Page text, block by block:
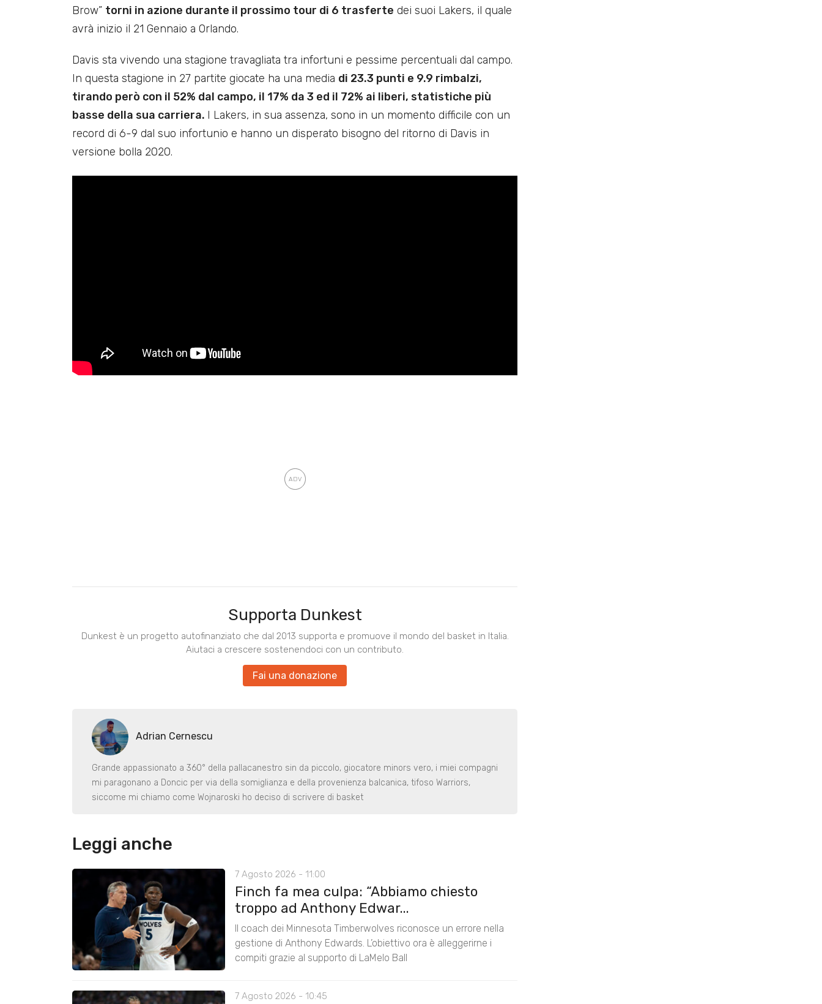
Brow” torni in azione durante il prossimo tour di 6 trasferte dei suoi Lakers, il quale
avrà inizio il 21 Gennaio a Orlando.
Davis sta vivendo una stagione travagliata tra infortuni e pessime percentuali dal campo.
In questa stagione in 27 partite giocate ha una media di 23.3 punti e 9.9 rimbalzi,
tirando però con il 52% dal campo, il 17% da 3 ed il 72% ai liberi, statistiche più
basse della sua carriera. I Lakers, in sua assenza, sono in un momento difficile con un
record di 6-9 dal suo infortunio e hanno un disperato bisogno del ritorno di Davis in
versione bolla 2020.
Supporta Dunkest
Dunkest è un progetto autofinanziato che dal 2013 supporta e promuove il mondo del basket in Italia.
Aiutaci a crescere sostenendoci con un contributo.
Fai una donazione
Adrian Cernescu
Grande appassionato a 360° della pallacanestro sin da piccolo, giocatore minors vero, i miei compagni
mi paragonano a Doncic per via della somiglianza e della provenienza balcanica, tifoso Warriors,
siccome mi chiamo come Wojnaroski ho deciso di scrivere di basket
Leggi anche
7 Agosto 2026 - 11:00
Finch fa mea culpa: “Abbiamo chiesto
troppo ad Anthony Edwar...
Il coach dei Minnesota Timberwolves riconosce un errore nella
gestione di Anthony Edwards. L’obiettivo ora è alleggerirne i
compiti grazie al supporto di LaMelo Ball
7 Agosto 2026 - 10:45